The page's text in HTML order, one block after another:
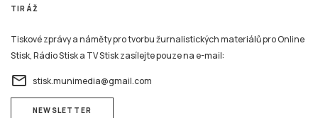
TIRÁŽ
Tiskové zprávy a náměty pro tvorbu žurnalistických materiálů pro Online
Stisk, Rádio Stisk a TV Stisk zasílejte pouze na e-mail:
email stisk.munimedia@gmail.com
NEWSLETTER